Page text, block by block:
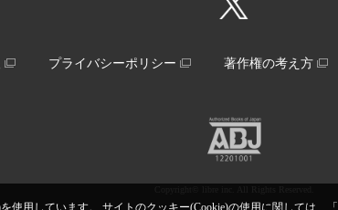
使用しています。 サイトのクッキー(Cookie)の使用に関しては、「
プライバシーポリシー 著作権の考え方